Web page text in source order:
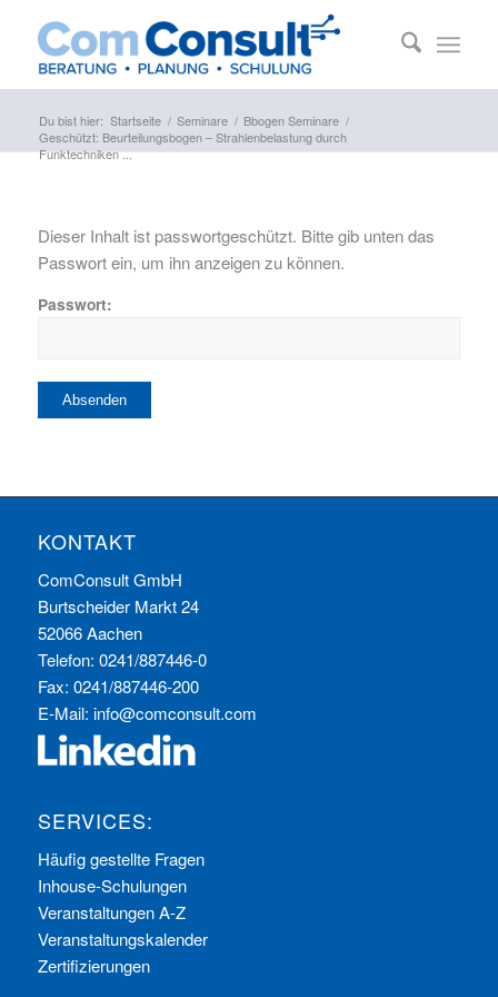
Du bist hier: Startseite / Seminare / Bbogen Seminare /
Geschützt: Beurteilungsbogen – Strahlenbelastung durch
Funktechniken ...
Dieser Inhalt ist passwortgeschützt. Bitte gib unten das
Passwort ein, um ihn anzeigen zu können.
Passwort:
KONTAKT
ComConsult GmbH
Burtscheider Markt 24
52066 Aachen
Telefon: 0241/887446-0
Fax: 0241/887446-200
E-Mail: info@comconsult.com
SERVICES:
Häufig gestellte Fragen
Inhouse-Schulungen
Veranstaltungen A-Z
Veranstaltungskalender
Zertifizierungen